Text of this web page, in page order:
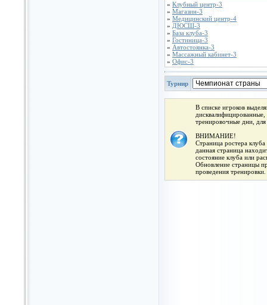
» Клубный центр-3
» Магазин-3
» Медицинский центр-4
» ДЮСШ-3
» База клуба-3
» Гостиница-3
» Автостоянка-3
» Массажный кабинет-3
» Офис-3
Турнир
В списке игроков
тренировочные дни,
ВНИМАНИЕ!
Страница ростера
данная страница
состояние клуба или
Обновление страницы
проведения тренировки.